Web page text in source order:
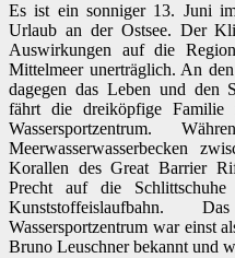
Es ist ein sonniger 13. Juni
Urlaub an der Ostsee. Der
Auswirkungen auf die
Mittelmeer unerträglich. An
dagegen das Leben und den
fährt die dreiköpfige
Wassersportzentrum.
Meerwasserwasserbecken
Korallen des Great Barrier
Precht auf die
Kunststoffeislaufbahn.
Wassersportzentrum war einst
Bruno Leuschner bekannt und